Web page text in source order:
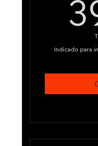
Indicado para